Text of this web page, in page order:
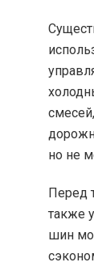
но не
Перед
также
шин